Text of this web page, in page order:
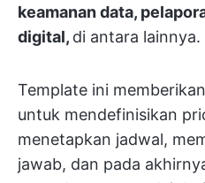
keamanan data,
digital, di antara lainnya.
Template ini
untuk mendefinisikan
menetapkan jadwal,
jawab, dan pada